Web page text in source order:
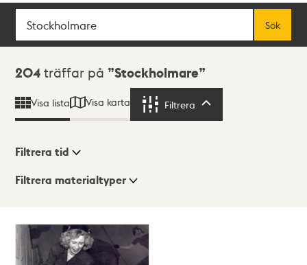
Sök
Sök
Sökresultat
204 träffar på Stockholmare
Visa lista Visa karta Filtrera
Visningsläge
ListaKarta
Filtrera tid
Filtrera materialtyper
träffar